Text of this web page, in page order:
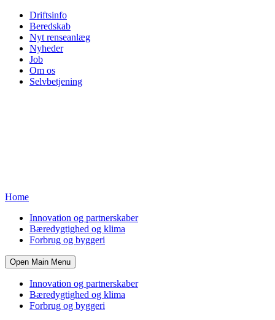
Driftsinfo
Beredskab
Nyt renseanlæg
Nyheder
Job
Om os
Selvbetjening
Home
Innovation og partnerskaber
Bæredygtighed og klima
Forbrug og byggeri
Open Main Menu
Innovation og partnerskaber
Bæredygtighed og klima
Forbrug og byggeri